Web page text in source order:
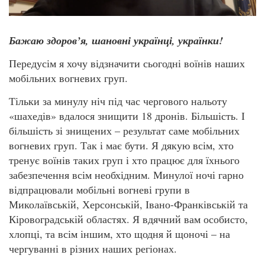
Бажаю здоров’я, шановні українці, українки!
Передусім я хочу відзначити сьогодні воїнів наших
мобільних вогневих груп.
Тільки за минулу ніч під час чергового нальоту
«шахедів» вдалося знищити 18 дронів. Більшість. І
більшість зі знищених – результат саме мобільних
вогневих груп. Так і має бути. Я дякую всім, хто
тренує воїнів таких груп і хто працює для їхнього
забезпечення всім необхідним. Минулої ночі гарно
відпрацювали мобільні вогневі групи в
Миколаївській, Херсонській, Івано-Франківській та
Кіровоградській областях. Я вдячний вам особисто,
хлопці, та всім іншим, хто щодня й щоночі – на
чергуванні в різних наших регіонах.